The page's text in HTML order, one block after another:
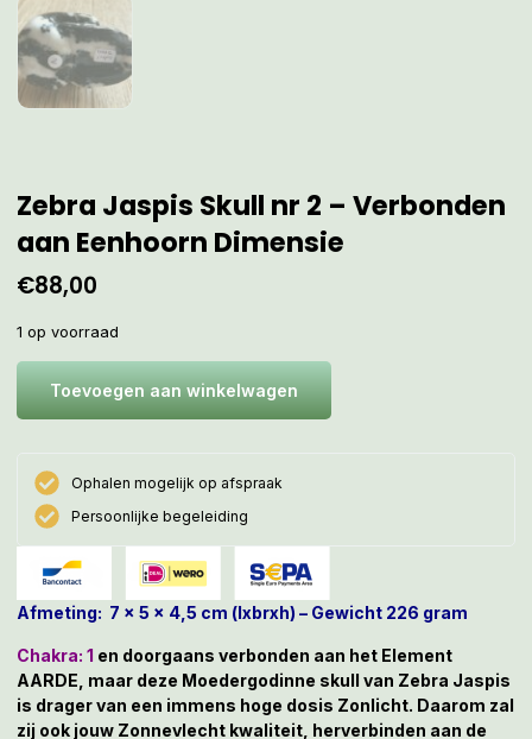
Zebra Jaspis Skull nr 2 – Verbonden
aan Eenhoorn Dimensie
€88,00
1 op voorraad
Toevoegen aan winkelwagen
Ophalen mogelijk op afspraak
Persoonlijke begeleiding
Afmeting: 7 x 5 x 4,5 cm (lxbrxh) – Gewicht 226 gram
Chakra: 1 en doorgaans verbonden aan het Element
AARDE, maar deze Moedergodinne skull van Zebra Jaspis
is drager van een immens hoge dosis Zonlicht. Daarom zal
zij ook jouw Zonnevlecht kwaliteit, herverbinden aan de